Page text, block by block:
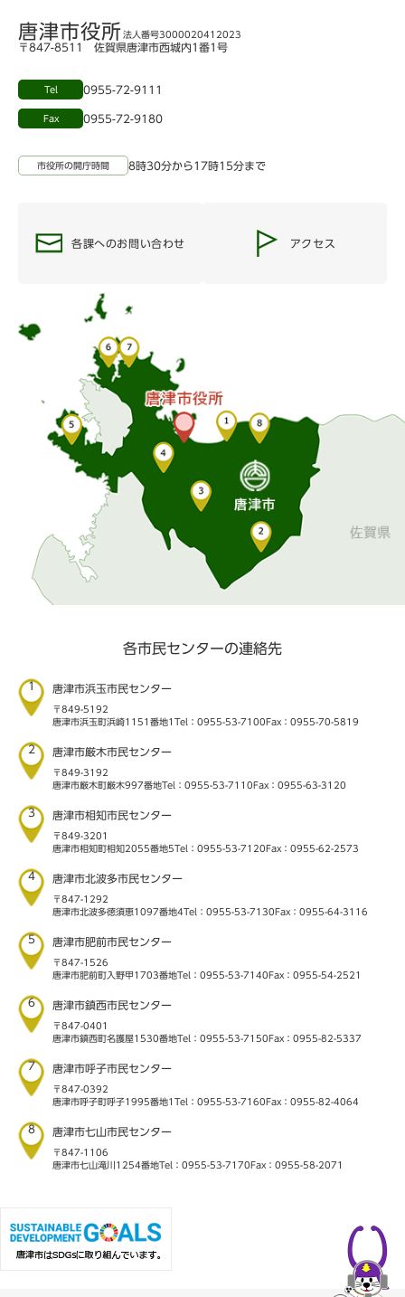
唐津市役所 法人番号3000020412023
〒847-8511 佐賀県唐津市西城内1番1号
Tel 0955-72-9111
Fax 0955-72-9180
市役所の開庁時間 8時30分から17時15分まで
各課へのお問い合わせ アクセス
各市民センターの連絡先
1 唐津市浜玉市民センター
〒849-5192
唐津市浜玉町浜崎1151番地1 Tel：0955-53-7100 Fax：0955-70-5819
2 唐津市厳木市民センター
〒849-3192
唐津市厳木町厳木997番地Tel：0955-53-7110 Fax：0955-63-3120
3 唐津市相知市民センター
〒849-3201
唐津市相知町相知2055番地5Tel：0955-53-7120 Fax：0955-62-2573
4 唐津市北波多市民センター
〒847-1292
唐津市北波多徳須恵1097番地4Tel：0955-53-7130 Fax：0955-64-3116
5 唐津市肥前市民センター
〒847-1526
唐津市肥前町入野甲1703番地Tel：0955-53-7140 Fax：0955-54-2521
6 唐津市鎮西市民センター
〒847-0401
唐津市鎮西町名護屋1530番地Tel：0955-53-7150 Fax：0955-82-5337
7 唐津市呼子市民センター
〒847-0392
唐津市呼子町呼子1995番地1 Tel：0955-53-7160 Fax：0955-82-4064
8 唐津市七山市民センター
〒847-1106
唐津市七山滝川1254番地Tel：0955-53-7170 Fax：0955-58-2071